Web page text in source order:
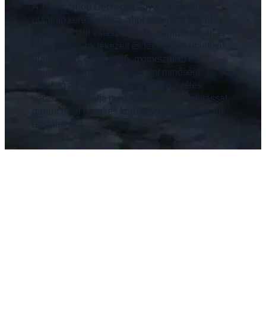
A Trailer Shop Debrecen egyik meghatározó
utánfutó kereskedése, ahol több mint 500 új
utánfutó közül választhat. Ha utánfutó vásárlás
előtt áll, nálunk fékezett és fékezetlen utánfutók,
autószállító, gépszállító, motorszállító és
hajószállító utánfutók, valamint minőségi
utánfutó alkatrészek és tartozékok széles
választékát találja meg. Országos kiszállítással,
garanciával és teljes körű ügyintézéssel várjuk